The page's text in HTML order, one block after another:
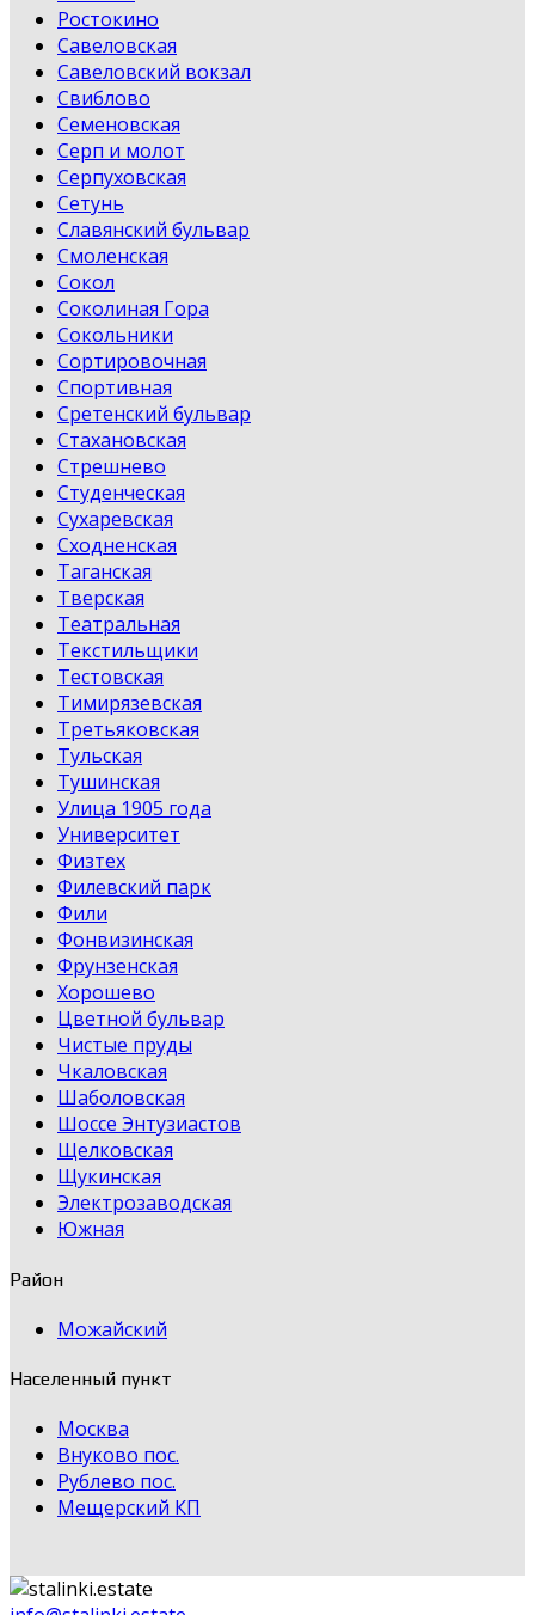
Ростокино
Савеловская
Савеловский вокзал
Свиблово
Семеновская
Серп и молот
Серпуховская
Сетунь
Славянский бульвар
Смоленская
Сокол
Соколиная Гора
Сокольники
Сортировочная
Спортивная
Сретенский бульвар
Стахановская
Стрешнево
Студенческая
Сухаревская
Сходненская
Таганская
Тверская
Театральная
Текстильщики
Тестовская
Тимирязевская
Третьяковская
Тульская
Тушинская
Улица 1905 года
Университет
Физтех
Филевский парк
Фили
Фонвизинская
Фрунзенская
Хорошево
Цветной бульвар
Чистые пруды
Чкаловская
Шаболовская
Шоссе Энтузиастов
Щелковская
Щукинская
Электрозаводская
Южная
Район
Можайский
Населенный пункт
Москва
Внуково пос.
Рублево пос.
Мещерский КП